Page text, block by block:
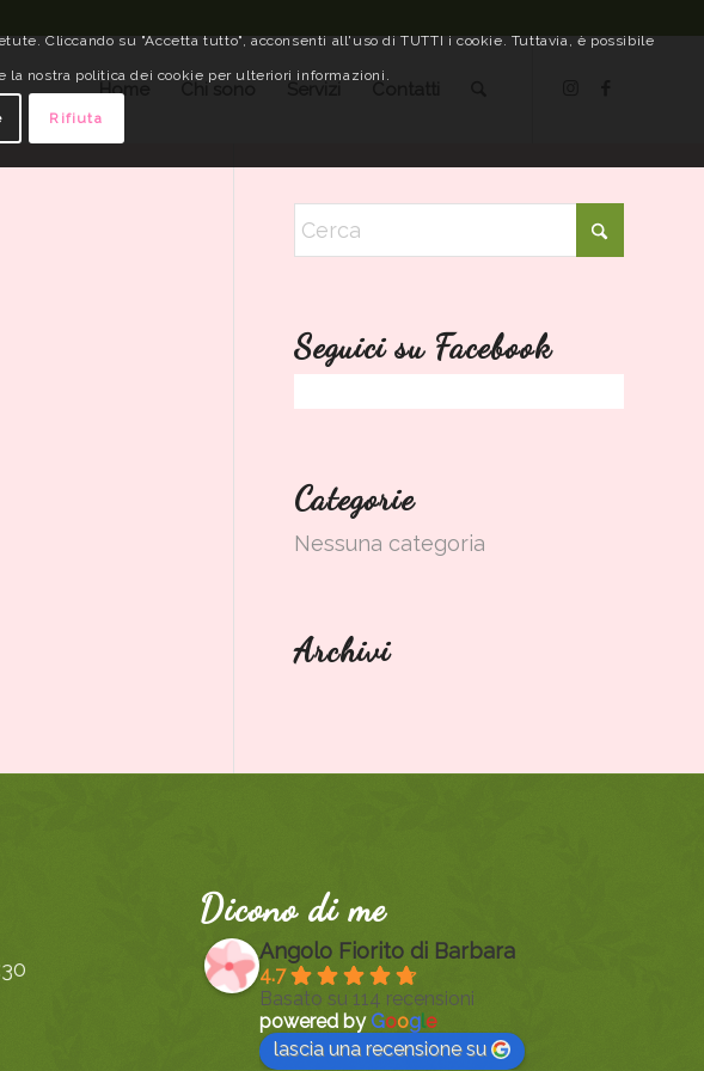
Home Chi sono
Seguici su Facebook
Categorie
Nessuna categoria
Archivi
Dicono di me
Angolo Fiorito di Barbara
4.7
Basato su 114 recensioni
powered byGoogle
lascia una recensione su
Cliccando su "Accetta tutto", acconsenti all'uso di TUTTI i cookie. Tuttavia, è possibile
nostra politica dei cookie per ulteriori informazioni.
Rifiuta